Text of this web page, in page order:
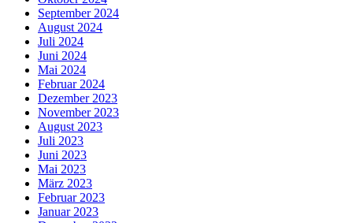
September 2024
August 2024
Juli 2024
Juni 2024
Mai 2024
Februar 2024
Dezember 2023
November 2023
August 2023
Juli 2023
Juni 2023
Mai 2023
März 2023
Februar 2023
Januar 2023